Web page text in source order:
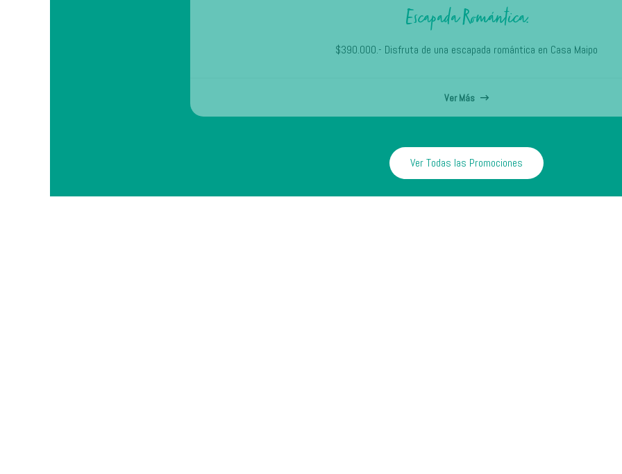
NOCHE ROMANTICA
Escapada Romántica.
$390.000.- Disfruta de una escapada romántica en Casa Maipo
Ver Más
Ver Todas las Promociones